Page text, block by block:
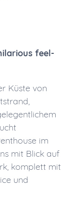
feel-
Küste von
im
mit Blick auf
komplett mit
und